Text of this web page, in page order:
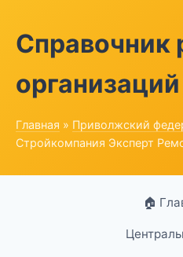
Справочник
организаций
Главная » Приволжский
Стройкомпания Эксперт
🏠